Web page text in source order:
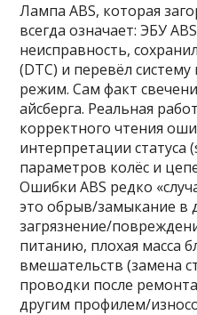
Лампа ABS, которая
всегда означает: ЭБУ
неисправность,
(DTC) и перевёл
режим. Сам факт
айсберга. Реальная
корректного чтения
интерпретации статуса
параметров колёс и
Ошибки ABS редко
это обрыв/замыкание в
загрязнение/
питанию, плохая масса
вмешательств (замена
проводки после
другим профилем/